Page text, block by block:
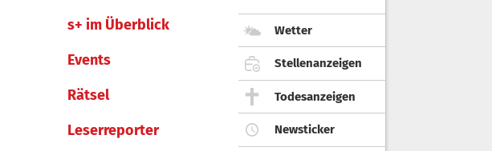
s+ im Überblick
Events
Rätsel
Leserreporter
Wetter
Stellenanzeigen
Todesanzeigen
Newsticker